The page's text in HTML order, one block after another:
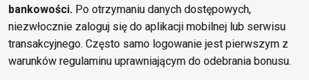
bankowości. Po otrzymaniu danych dostępowych,
niezwłocznie zaloguj się do aplikacji mobilnej lub serwisu
transakcyjnego. Często samo logowanie jest pierwszym z
warunków regulaminu uprawniającym do odebrania bonusu.